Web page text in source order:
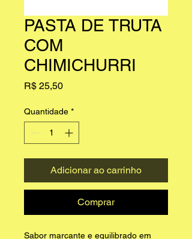
PASTA DE TRUTA
COM
CHIMICHURRI
R$ 25,50Preço
Quantidade *
Adicionar ao carrinho
Comprar
Sabor marcante e equilibrado em